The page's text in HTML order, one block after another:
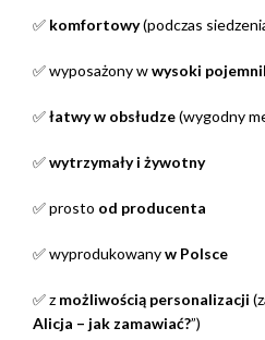
✅ komfortowy(podczas
✅ wyposażony wwysoki
✅łatwy w obsłudze(wygodny
✅wytrzymały i żywotny
✅ prosto od producenta
✅ wyprodukowanyw Polsce
✅ z możliwością personalizacji
Alicja – jak zamawiać?”)